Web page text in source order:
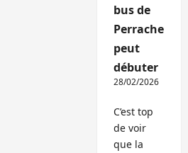
bus de
Perrache
peut
débuter
28/02/2026
C’est top
de voir
que la